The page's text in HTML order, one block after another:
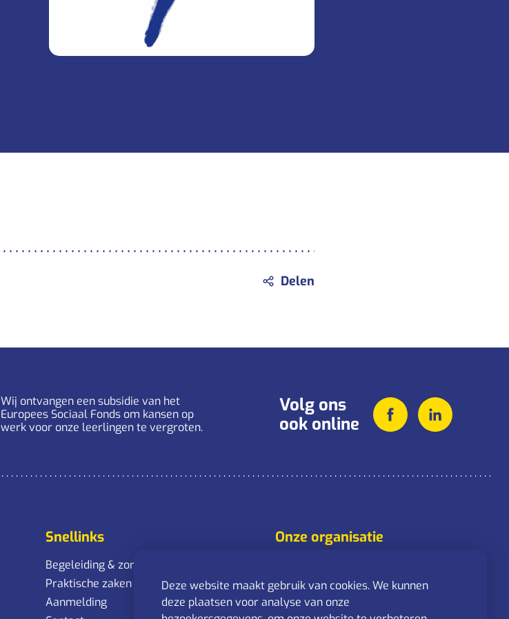
Deze website maakt gebruik van cookies. We kunnen
deze plaatsen voor analyse van onze
Wij ontvangen een subsidie van het
Europees Sociaal Fonds om kansen op
werk voor onze leerlingen te vergroten.
Volg ons
ook online
Snellinks
Begeleiding & zorg
Praktische zaken
Aanmelding
Onze organisatie
Activiteiten
Nieuws